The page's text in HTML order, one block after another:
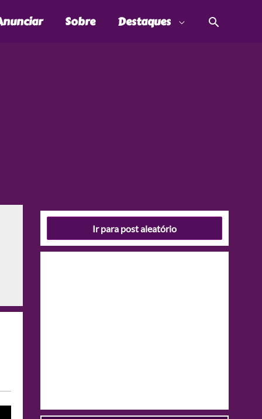
Sobre Destaques
Ir para post aleatório